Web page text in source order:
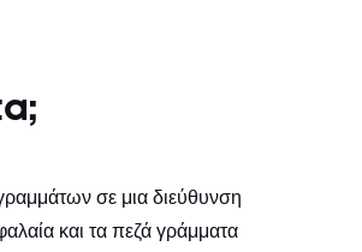
σε μια διεύθυνση
και τα πεζά γράμματα